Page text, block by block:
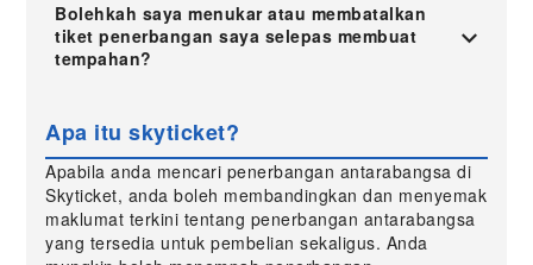
Bolehkah saya menukar atau membatalkan
tiket penerbangan saya selepas membuat
tempahan?
Apa itu skyticket?
Apabila anda mencari penerbangan antarabangsa di
Skyticket, anda boleh membandingkan dan menyemak
maklumat terkini tentang penerbangan antarabangsa
yang tersedia untuk pembelian sekaligus. Anda